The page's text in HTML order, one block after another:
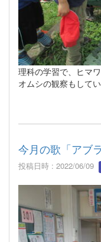
理科の学習で、ヒマ
オムシの観察もして
今月の歌「アブ
投稿日時 : 2022/06/09